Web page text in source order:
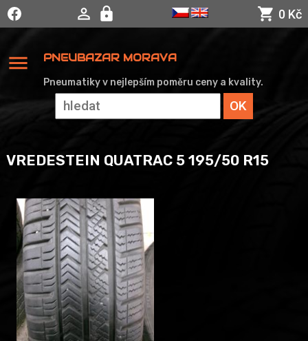
0 Kč
menu PNEUBAZAR MORAVA
Pneumatiky v nejlepším poměru ceny a kvality.
VREDESTEIN QUATRAC 5 195/50 R15